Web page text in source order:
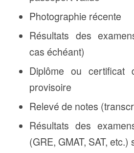
Photographie récente
Résultats des
cas échéant)
Diplôme ou certificat
provisoire
Relevé de notes
Résultats des
(GRE, GMAT, SAT, etc.)